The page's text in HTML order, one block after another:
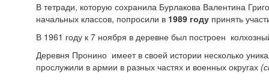
В тетради, которую сохранила Бурлакова Валентина
начальных классов, попросили в 1989 году принять
В 1961 году к 7 ноября в деревне был построен
Деревня Пронино имеет в своей истории несколько
прослужили в армии в разных частях и военных округах